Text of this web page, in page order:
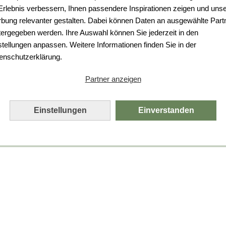
verbessern, Ihnen passendere Inspirationen zeigen und
relevanter gestalten. Dabei können Daten an ausgewählte
werden. Ihre Auswahl können Sie jederzeit in den
anpassen. Weitere Informationen finden Sie in der
Partner anzeigen
Einstellungen Einverstanden
Da ist etwas schiefgelaufen.
Leider ist ein technischer Fehler aufgetreten.
Bitte laden Sie die Seite neu.